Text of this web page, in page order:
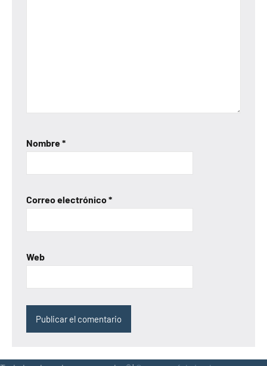
Nombre*
Correo electrónico*
Web